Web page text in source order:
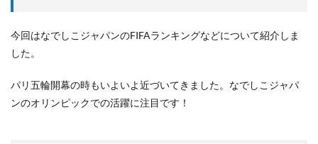
今回はなでしこジャパンのFIFAランキングなどについて紹介しま
した。
パリ五輪開幕の時もいよいよ近づいてきました。なでしこジャパ
ンのオリンピックでの活躍に注目です！